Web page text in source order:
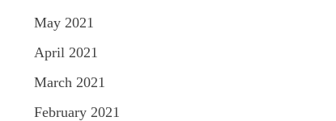
May 2021
April 2021
March 2021
February 2021